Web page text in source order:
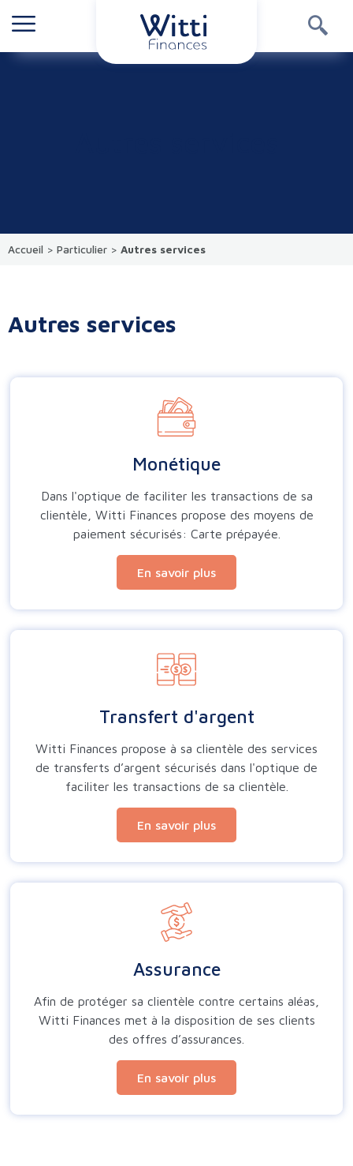
Accueil > Particulier > Autres services
Autres services
Monétique
Dans l'optique de faciliter les transactions de sa
clientèle, Witti Finances propose des moyens de
paiement sécurisés: Carte prépayée.
En savoir plus
Transfert d'argent
Witti Finances propose à sa clientèle des services
de transferts d’argent sécurisés dans l'optique de
faciliter les transactions de sa clientèle.
En savoir plus
Assurance
Afin de protéger sa clientèle contre certains aléas,
Witti Finances met à la disposition de ses clients
des offres d’assurances.
En savoir plus